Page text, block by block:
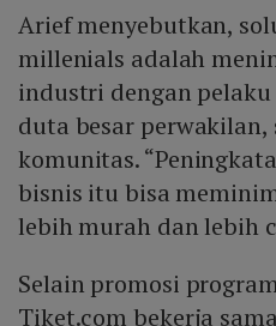
Arief menyebutkan,
millenials adalah
industri dengan
duta besar
komunitas.
bisnis itu bisa
lebih murah dan lebih
Selain promosi
Tiket.com bekerja